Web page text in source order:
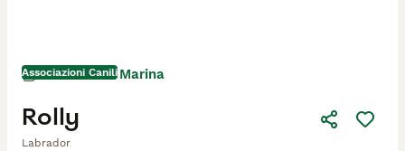
Associazioni Canili
Rolly
Labrador
1 mese Cirò Marina